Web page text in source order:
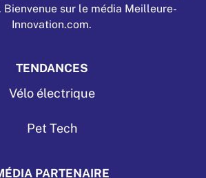
Bienvenue sur le média Meilleure-
Innovation.com.
TENDANCES
Vélo électrique
Pet Tech
PARTENAIRE